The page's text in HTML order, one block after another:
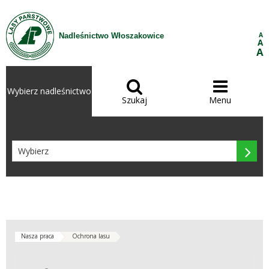
Przejdź do treści
Nadleśnictwo Włoszakowice A
A
A
Wybierz nadleśnictwo 
Szukaj

Menu

Nasza praca Ochrona lasu